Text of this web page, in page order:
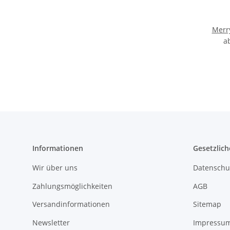
Informationen
Wir über uns
Zahlungsmöglichkeiten
Versandinformationen
Newsletter
AGB
Sitemap